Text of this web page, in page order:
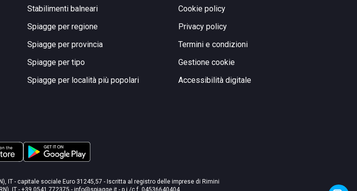
Stabilimenti balneari
Spiagge per regione
Spiagge per provincia
Spiagge per tipo
Spiagge per località più popolari
Cookie policy
Privacy policy
Termini e condizioni
Gestione cookie
Accessibilità digitale
IT - capitale sociale Euro 31245,57 - Iscritta al registro delle imprese di Rimini
IT - +39 0541 772375 - info@spiagge.it - p.i./c.f. 04536640404